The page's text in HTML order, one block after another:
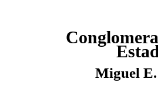
Miguel